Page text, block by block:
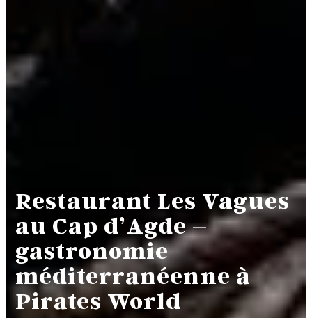
Restaurant Les Vagues
au Cap d’Agde –
gastronomie
méditerranéenne à
Pirates World